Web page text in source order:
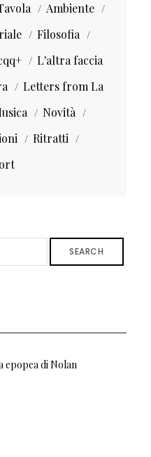
Ambiente
Filosofia
L'altra faccia
Letters from La
Novità
Ritratti
SEARCH
epopea di Nolan